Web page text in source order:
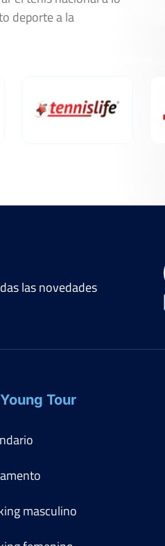
deporte a la
las novedades
Tour
masculino